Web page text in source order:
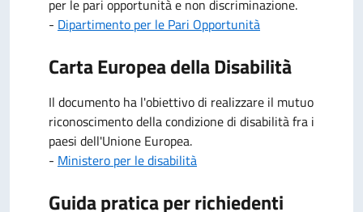
per le pari opportunità e non discriminazione.
- Dipartimento per le Pari Opportunità
Carta Europea della Disabilità
Il documento ha l'obiettivo di realizzare il mutuo
riconoscimento della condizione di disabilità fra i
paesi dell'Unione Europea.
- Ministero per le disabilità
Guida pratica per richiedenti